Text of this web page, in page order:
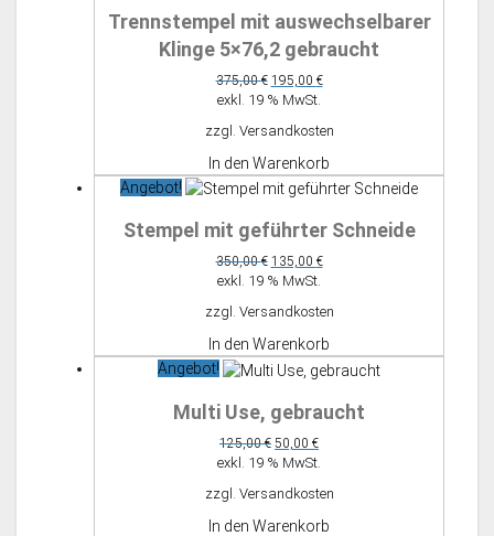
Trennstempel mit auswechselbarer
Klinge 5×76,2 gebraucht
375,00€ Ursprünglicher
Preis
375,00 €
195,00 €Aktueller
195,00 €.
exkl. 19 % MwSt.
zzgl. Versandkosten
In den Warenkorb
Angebot!
Stempel mit geführter Schneide
350,00€ Ursprünglicher
Preis
350,00 €
135,00 €Aktueller
135,00 €.
exkl. 19 % MwSt.
zzgl. Versandkosten
In den Warenkorb
Angebot!
Multi Use, gebraucht
125,00€ Ursprünglicher
Preis
125,00 €
50,00 €Aktueller
50,00 €.
exkl. 19 % MwSt.
zzgl. Versandkosten
In den Warenkorb